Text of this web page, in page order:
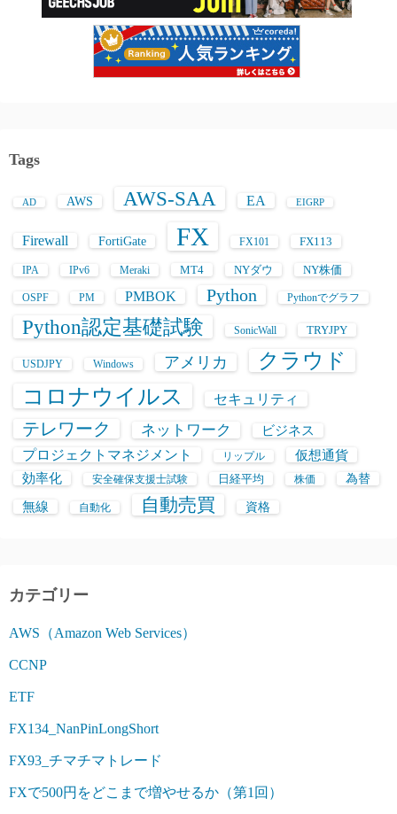
Tags
AD AWS AWS-SAA EA EIGRP
Firewall FortiGate FX FX101 FX113
IPA IPv6 Meraki MT4 NYダウ NY株価
OSPF PM PMBOK Python Pythonでグラフ
Python認定基礎試験 SonicWall TRYJPY
USDJPY Windows アメリカ クラウド
コロナウイルス セキュリティ
テレワーク ネットワーク ビジネス
プロジェクトマネジメント リップル 仮想通貨
効率化 安全確保支援士試験 日経平均 株価 為替
無線 自動化 自動売買 資格
カテゴリー
AWS（Amazon Web Services）
CCNP
ETF
FX134_NanPinLongShort
FX93_チマチマトレード
FXで500円をどこまで増やせるか（第1回）